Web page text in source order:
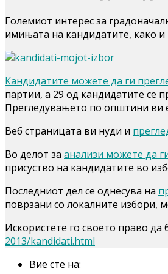
Големиот интерес за
имињата на кандидатите, како и
Кандидатите можете да ги
партии, а 29 од кандидатите се
Прегледувањето по општини ви
Веб страницата ви нуди и
Во делот за анализи можете да
присуство на кандидатите во
Последниот дел се однесува на
поврзани со локалните избори,
Искористете го своето право
2013/kandidati.html
Вие сте на: